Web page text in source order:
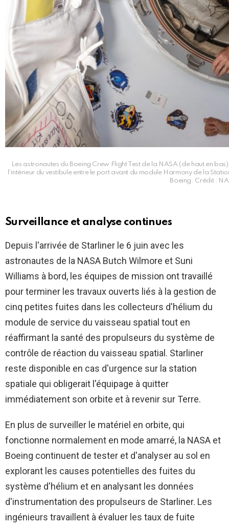
Les astronautes du Boeing Crew Flight Test de la NASA (de haut en
l'intérieur du vestibule entre le port avant du module Harmony de la
Boeing. Crédit :
Surveillance et analyse continues
Depuis l'arrivée de Starliner le 6 juin avec les
astronautes de la NASA Butch Wilmore et Suni
Williams à bord, les équipes de mission ont travaillé
pour terminer les travaux ouverts liés à la gestion de
cinq petites fuites dans les collecteurs d'hélium du
module de service du vaisseau spatial tout en
réaffirmant la santé des propulseurs du système de
contrôle de réaction du vaisseau spatial. Starliner
reste disponible en cas d'urgence sur la station
spatiale qui obligerait l'équipage à quitter
immédiatement son orbite et à revenir sur Terre.
En plus de surveiller le matériel en orbite, qui
fonctionne normalement en mode amarré, la NASA et
Boeing continuent de tester et d'analyser au sol en
explorant les causes potentielles des fuites du
système d'hélium et en analysant les données
d'instrumentation des propulseurs de Starliner. Les
ingénieurs travaillent à évaluer les taux de fuite